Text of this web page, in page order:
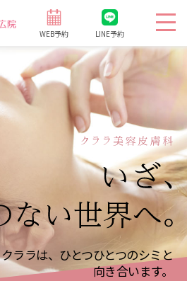
WEB予約 LINE予約
クララは、ひとつひとつのシミと
向き合います。